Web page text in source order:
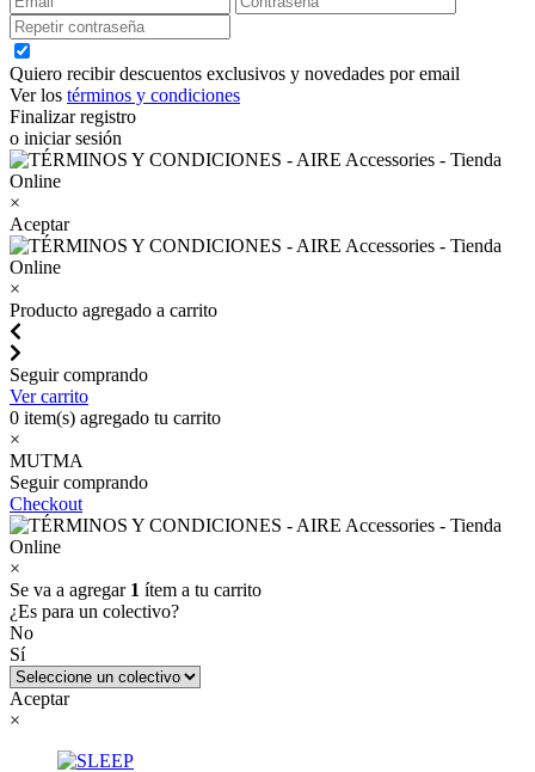
Quiero recibir descuentos exclusivos y novedades por email
Ver los términos y condiciones
Finalizar registro
o iniciar sesión
×
Aceptar
×
Producto agregado a carrito
Seguir comprando
Ver carrito
0 item(s) agregado tu carrito
×
MUTMA
Seguir comprando
Checkout
×
Se va a agregar 1 ítem a tu carrito
¿Es para un colectivo?
No
Sí
Aceptar
×